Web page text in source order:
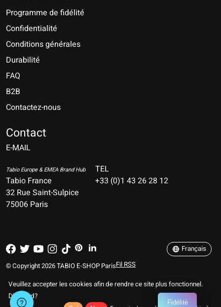
Programme de fidélité
Confidentialité
Conditions générales
Durabilité
FAQ
B2B
Contactez-nous
Contact
E-MAIL
Tabio Europe & EMEA Brand Hub
Tabio France
32 Rue Saint-Sulpice
75006 Paris
TEL
+33 (0)1 43 26 28 12
© Copyright 2026 TABIO E-SHOP ParisFil RSS
Français
Veuillez accepter les cookies afin de rendre ce site plus fonctionnel.
D'accord?
Fidélité